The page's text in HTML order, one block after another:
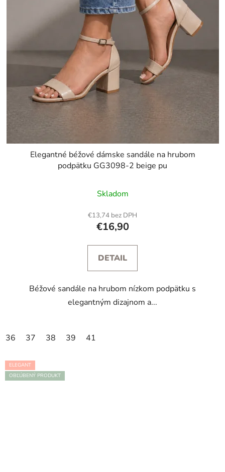
Elegantné béžové dámske sandále na hrubom
podpätku GG3098-2 beige pu
Skladom
€13,74 bez DPH
€16,90
DETAIL
Béžové sandále na hrubom nízkom podpätku s
elegantným dizajnom a...
36 37 38 39 41
ELEGANT
OBĽÚBENÝ PRODUKT